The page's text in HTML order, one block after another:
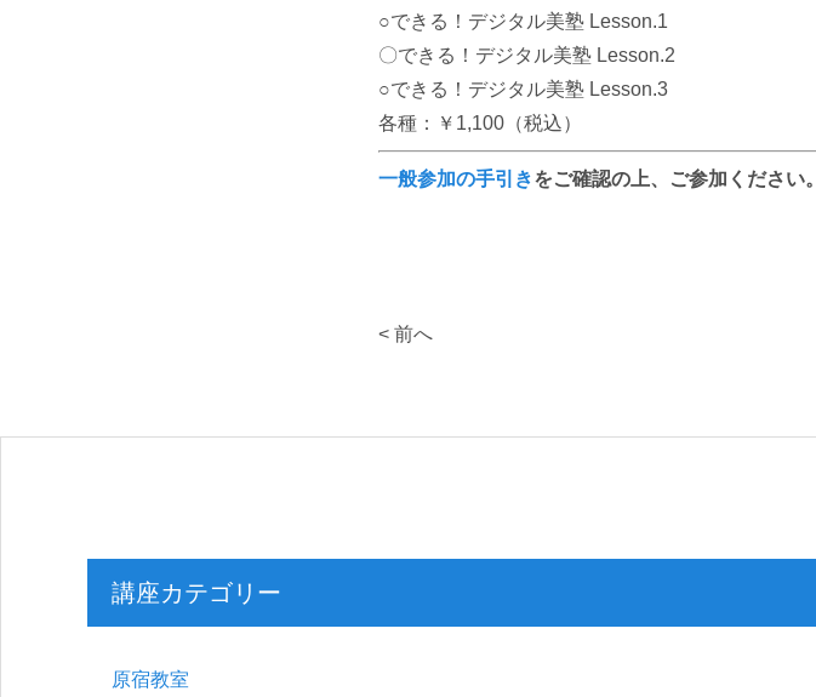
○できる！デジタル美塾 Lesson.1
〇できる！デジタル美塾 Lesson.2
○できる！デジタル美塾 Lesson.3
各種：￥1,100（税込）
一般参加の手引きをご確認の上、ご参加ください。
< 前へ
講座カテゴリー
原宿教室